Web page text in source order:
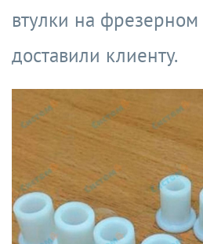
втулки на
доставили клиенту.